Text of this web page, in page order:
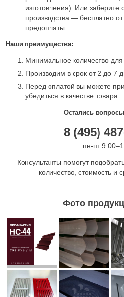
изготовления). Или заберите
производства — бесплатно
предоплаты.
Наши преимущества:
Минимальное количество для
Производим в срок от 2 до 7
Перед оплатой вы можете
убедиться в качестве товара
Остались
8 (495)
пн-пт
Консультанты помогут
количество, стоимость и
Фото